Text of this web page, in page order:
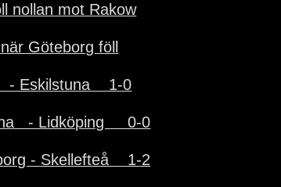
nollan mot Rakow
Göteborg föll
- Eskilstuna    1-0
- Lidköping     0-0
- Skellefteå    1-2